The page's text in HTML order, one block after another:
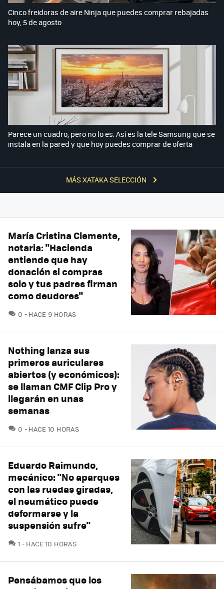
MÁS XATAKA SELECCIÓN
Cinco freidoras de aire Ninja que puedes comprar rebajadas
hoy, 5 de agosto
Parece un cuadro, pero no lo es. Así es la tele Samsung que se
instala en la pared y que hoy puedes comprar de oferta
María Cristina Clemente,
notaria: "Hacienda
entiende que hay
donación si compras
solo y tus padres firman
como deudores"
0 COMENTARIOS
HACE 9 HORAS
Nothing lanza sus
primeros auriculares
abiertos (y económicos):
se llaman CMF Clip Pro y
llegarán en unas
semanas
0 COMENTARIOS
HACE 10 HORAS
Eduardo Raimundo,
mecánico: "No aparques
con las ruedas giradas,
el neumático puede
deformarse y la
suspensión sufre"
1 COMENTARIOS
HACE 10 HORAS
Pensábamos que los